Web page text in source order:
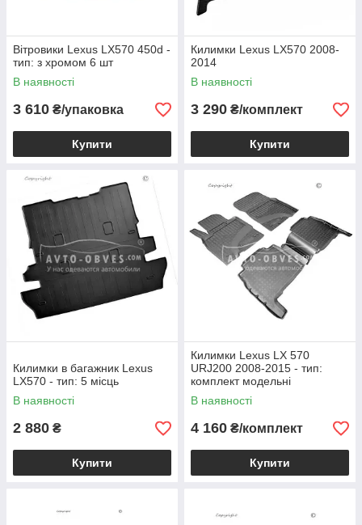
Вітровики Lexus LX570 450d -
тип: з хромом 6 шт
В наявності
3 610 ₴/упаковка
Купити
Килимки Lexus LX570 2008-
2014
В наявності
3 290 ₴/комплект
Купити
Килимки в багажник Lexus
LX570 - тип: 5 місць
В наявності
2 880 ₴
Купити
Килимки Lexus LX 570
URJ200 2008-2015 - тип:
комплект модельні
В наявності
4 160 ₴/комплект
Купити